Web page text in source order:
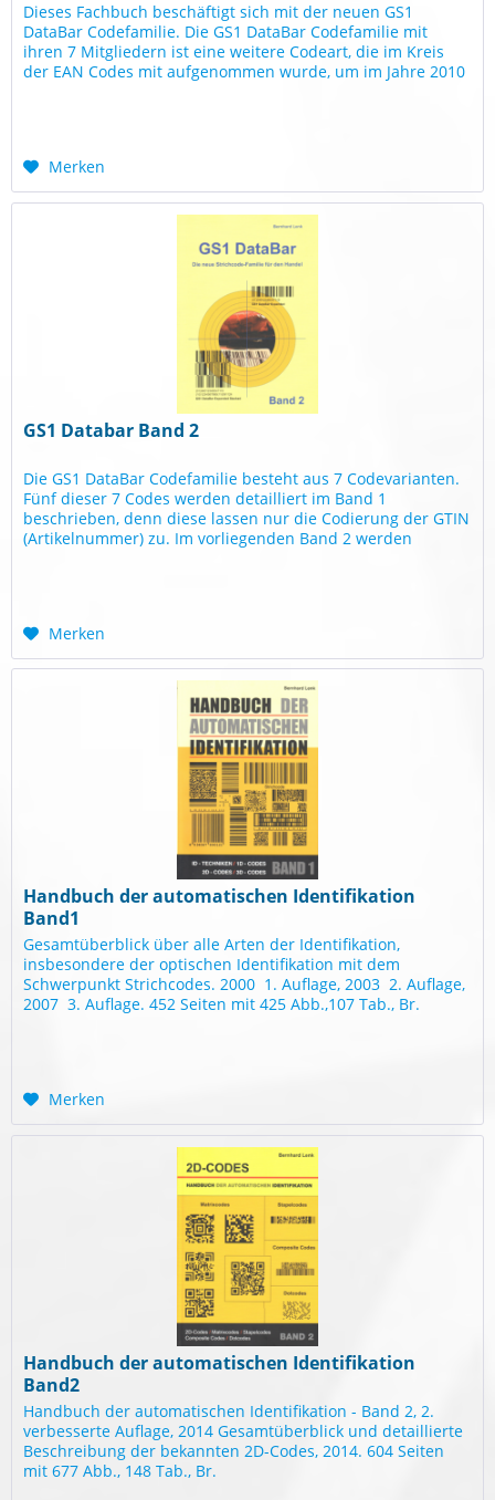
Dieses Fachbuch beschäftigt sich mit der neuen GS1
DataBar Codefamilie. Die GS1 DataBar Codefamilie mit
ihren 7 Mitgliedern ist eine weitere Code­art, die im Kreis
der EAN Codes mit aufgenommen wurde, um im Jahre 2010
Merken
GS1 Databar Band 2
Die GS1 DataBar Codefamilie besteht aus 7 Codevarianten.
Fünf dieser 7 Codes werden detailliert im Band 1
beschrieben, denn diese lassen nur die Codierung der GTIN
(Artikel­nummer) zu. Im vorliegenden Band 2 werden
Merken
Handbuch der automatischen Identifikation
Band1
Gesamtüberblick über alle Arten der Identifikation,
insbesondere der optischen Identifikation mit dem
Schwerpunkt Strichcodes. 2000  1. Auflage, 2003  2. Auflage,
2007  3. Auflage. 452 Seiten mit 425 Abb.,107 Tab., Br.
Merken
Handbuch der automatischen Identifikation
Band2
Handbuch der automatischen Identifikation - Band 2, 2.
verbesserte Auflage, 2014 Gesamtüberblick und detaillierte
Beschreibung der bekannten 2D-Codes, 2014. 604 Seiten
mit 677 Abb., 148 Tab., Br.